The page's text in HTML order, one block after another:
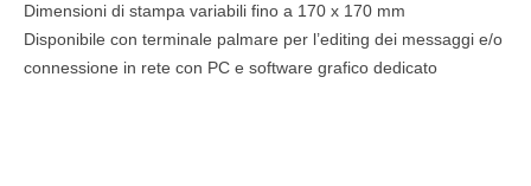
Dimensioni di stampa variabili fino a 170 x 170 mm
Disponibile con terminale palmare per l’editing dei messaggi e/o
connessione in rete con PC e software grafico dedicato